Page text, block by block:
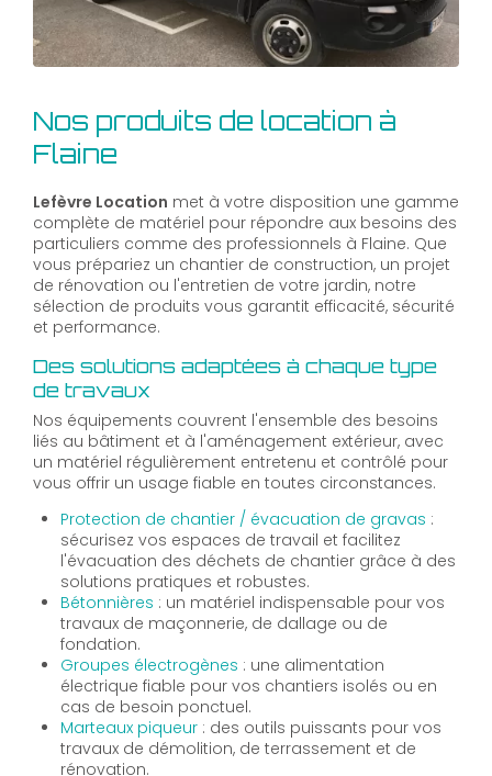
Nos produits de location à
Flaine
Lefèvre Location met à votre disposition une gamme
complète de matériel pour répondre aux besoins des
particuliers comme des professionnels à Flaine. Que
vous prépariez un chantier de construction, un projet
de rénovation ou l'entretien de votre jardin, notre
sélection de produits vous garantit efficacité, sécurité
et performance.
Des solutions adaptées à chaque type
de travaux
Nos équipements couvrent l'ensemble des besoins
liés au bâtiment et à l'aménagement extérieur, avec
un matériel régulièrement entretenu et contrôlé pour
vous offrir un usage fiable en toutes circonstances.
Protection de chantier / évacuation de gravas :
sécurisez vos espaces de travail et facilitez
l'évacuation des déchets de chantier grâce à des
solutions pratiques et robustes.
Bétonnières : un matériel indispensable pour vos
travaux de maçonnerie, de dallage ou de
fondation.
Groupes électrogènes : une alimentation
électrique fiable pour vos chantiers isolés ou en
cas de besoin ponctuel.
Marteaux piqueur : des outils puissants pour vos
travaux de démolition, de terrassement et de
rénovation.